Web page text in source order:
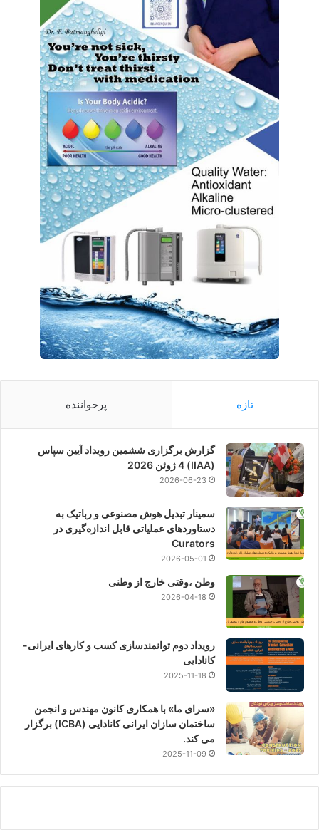
تازه پرخواننده
گزارش برگزاری ششمین رویداد آیین سپاس
(IIAA) 4 ژوئن 2026
2026-06-23
سمینار تبدیل هوش مصنوعی و رباتیک به
دستاوردهای عملیاتی قابل اندازه‌گیری در
Curators
2026-05-01
وطن ،وقتی خارج از وطنی
2026-04-18
رویداد دوم توانمندسازی کسب و کارهای ایرانی-
کانادایی
2025-11-18
«سرای ما» با همکاری کانون مهندس و انجمن
ساختمان سازان ایرانی کانادایی (ICBA) برگزار
می کند.
2025-11-09